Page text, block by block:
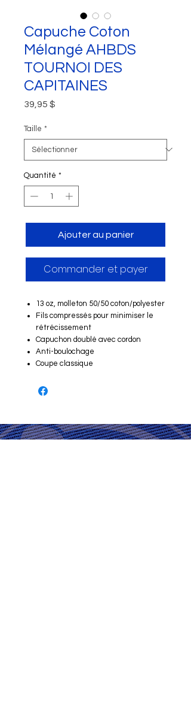
Capuche Coton
Mélangé AHBDS
TOURNOI DES
CAPITAINES
39,95 $
Taille *
Quantité *
Ajouter au panier
Commander et payer
13 oz, molleton 50/50 coton/polyester
Fils compressés pour minimiser le
rétrécissement
Capuchon doublé avec cordon
Anti-boulochage
Coupe classique